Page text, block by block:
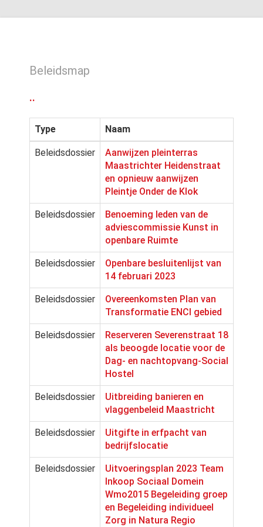
Beleidsmap
..
Type Naam
Beleidsdossier
Aanwijzen pleinterras
Maastrichter Heidenstraat
en opnieuw aanwijzen
Pleintje Onder de Klok
Beleidsdossier
Benoeming leden van de
adviescommissie Kunst in
openbare Ruimte
Beleidsdossier
Openbare besluitenlijst van
14 februari 2023
Beleidsdossier
Overeenkomsten Plan van
Transformatie ENCI gebied
Beleidsdossier
Reserveren Severenstraat 18
als beoogde locatie voor de
Dag- en nachtopvang-Social
Hostel
Beleidsdossier
Uitbreiding banieren en
vlaggenbeleid Maastricht
Beleidsdossier
Uitgifte in erfpacht van
bedrijfslocatie
Beleidsdossier
Uitvoeringsplan 2023 Team
Inkoop Sociaal Domein
Wmo2015 Begeleiding groep
en Begeleiding individueel
Zorg in Natura Regio